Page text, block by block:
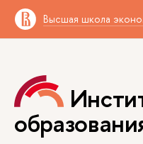
Высшая школа